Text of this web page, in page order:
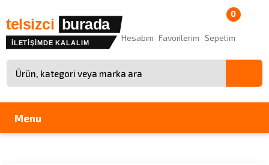
telsizci burada
İLETİŞİMDE KALALIM
Site içinde arama
Hesabım Favorilerim
0
Sepetim
Menu